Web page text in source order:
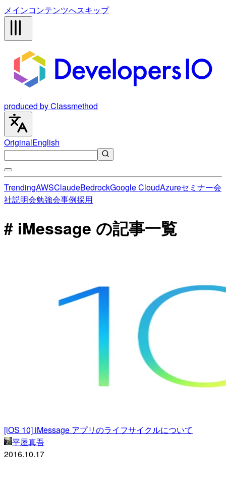
メインコンテンツへスキップ
produced by Classmethod
OriginalEnglish
TrendingAWSClaudeBedrockGoogle CloudAzureセミナー会
社説明会勉強会事例採用
# iMessage の記事一覧
[iOS 10] iMessage アプリのライフサイクルについて
平屋真吾
2016.10.17